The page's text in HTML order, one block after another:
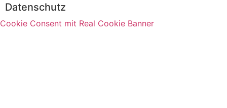
Datenschutz
Cookie Consent mit Real Cookie Banner